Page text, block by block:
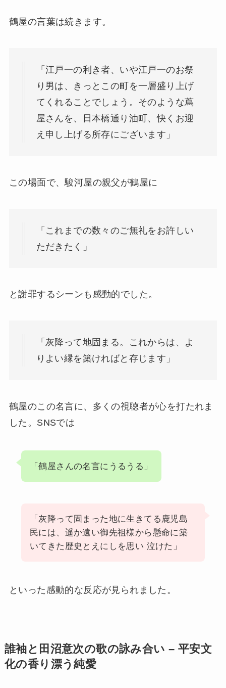
鶴屋の言葉は続きます。
「江戸一の利き者、いや江戸一のお祭
り男は、きっとこの町を一層盛り上げ
てくれることでしょう。そのような蔦
屋さんを、日本橋通り油町、快くお迎
え申し上げる所存にございます」
この場面で、駿河屋の親父が鶴屋に
「これまでの数々のご無礼をお許しい
ただきたく」
と謝罪するシーンも感動的でした。
「灰降って地固まる。これからは、よ
りよい縁を築ければと存じます」
鶴屋のこの名言に、多くの視聴者が心を打たれま
した。SNSでは
「鶴屋さんの名言にうるうる」
「灰降って固まった地に生きてる鹿児島
民には、遥か遠い御先祖様から懸命に築
いてきた歴史とえにしを思い 泣けた」
といった感動的な反応が見られました。
誰袖と田沼意次の歌の詠み合い – 平安文
化の香り漂う純愛